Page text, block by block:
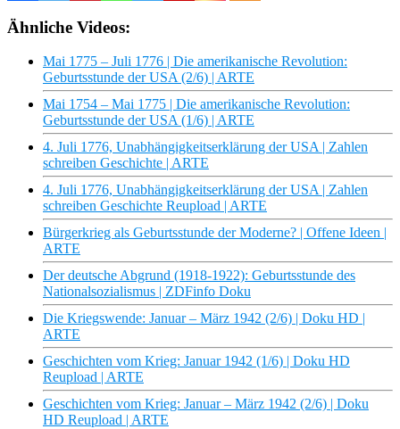
Ähnliche Videos:
Mai 1775 – Juli 1776 | Die amerikanische Revolution:
Geburtsstunde der USA (2/6) | ARTE
Mai 1754 – Mai 1775 | Die amerikanische Revolution:
Geburtsstunde der USA (1/6) | ARTE
4. Juli 1776, Unabhängigkeitserklärung der USA | Zahlen
schreiben Geschichte | ARTE
4. Juli 1776, Unabhängigkeitserklärung der USA | Zahlen
schreiben Geschichte Reupload | ARTE
Bürgerkrieg als Geburtsstunde der Moderne? | Offene Ideen |
ARTE
Der deutsche Abgrund (1918-1922): Geburtsstunde des
Nationalsozialismus | ZDFinfo Doku
Die Kriegswende: Januar – März 1942 (2/6) | Doku HD |
ARTE
Geschichten vom Krieg: Januar 1942 (1/6) | Doku HD
Reupload | ARTE
Geschichten vom Krieg: Januar – März 1942 (2/6) | Doku
HD Reupload | ARTE